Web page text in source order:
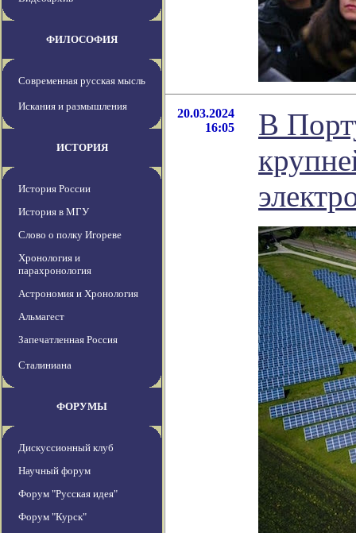
ФИЛОСОФИЯ
Современная русская мысль
Искания и размышления
ИСТОРИЯ
История России
История в МГУ
Слово о полку Игореве
Хронология и
парахронология
Астрономия и Хронология
Альмагест
Запечатленная Россия
Сталиниана
ФОРУМЫ
Дискуссионный клуб
Научный форум
Форум "Русская идея"
Форум "Курск"
20.03.2024
16:05
В